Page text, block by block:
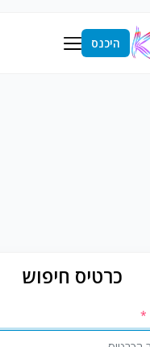
היכנס
כרטיס חיפוש
*